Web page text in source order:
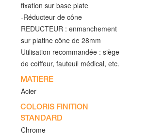
fixation sur base plate
-Réducteur de cône
REDUCTEUR : enmanchement
sur platine cône de 28mm
Utilisation recommandée : siège
de coiffeur, fauteuil médical, etc.
MATIERE
Acier
COLORIS FINITION
STANDARD
Chrome